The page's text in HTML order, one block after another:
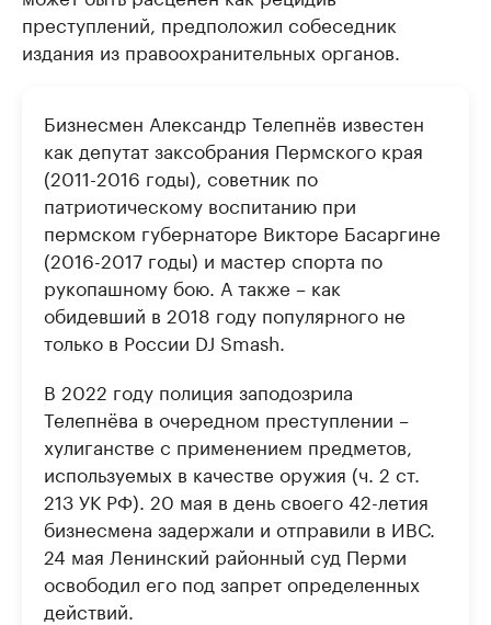
преступлений, предположил собеседник
издания из правоохранительных органов.
Бизнесмен Александр Телепнёв известен
как депутат заксобрания Пермского края
(2011-2016 годы), советник по
патриотическому воспитанию при
пермском губернаторе Викторе Басаргине
(2016-2017 годы) и мастер спорта по
рукопашному бою. А также – как
обидевший в 2018 году популярного не
только в России DJ Smash.
В 2022 году полиция заподозрила
Телепнёва в очередном преступлении –
хулиганстве с применением предметов,
используемых в качестве оружия (ч. 2 ст.
213 УК РФ). 20 мая в день своего 42-летия
бизнесмена задержали и отправили в ИВС.
24 мая Ленинский районный суд Перми
освободил его под запрет определенных
действий.